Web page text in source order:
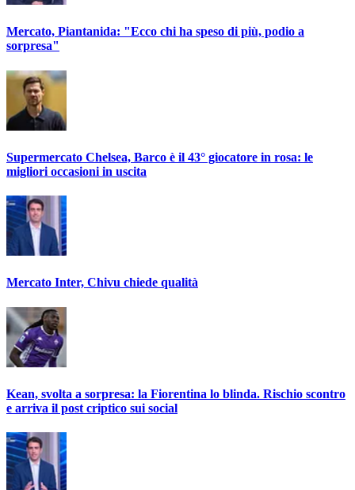
Mercato, Piantanida: "Ecco chi ha speso di più, podio a
sorpresa"
Supermercato Chelsea, Barco è il 43° giocatore in rosa: le
migliori occasioni in uscita
Mercato Inter, Chivu chiede qualità
Kean, svolta a sorpresa: la Fiorentina lo blinda. Rischio scontro
e arriva il post criptico sui social